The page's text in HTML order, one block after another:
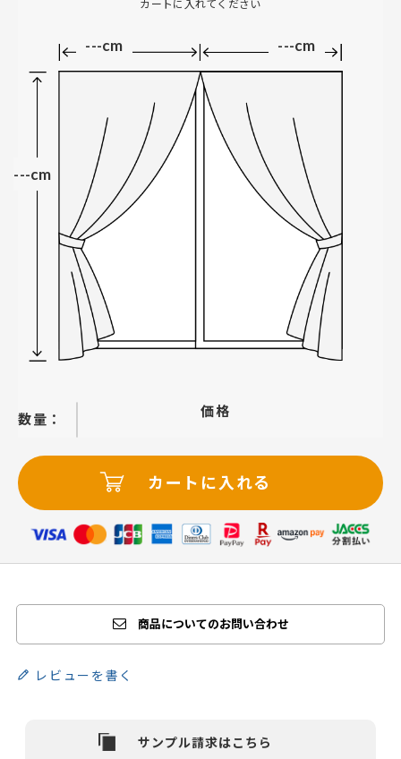
カートに入れてください
---cm ---cm
---cm
価格
カートに入れる
商品についてのお問い合わせ
レビューを書く